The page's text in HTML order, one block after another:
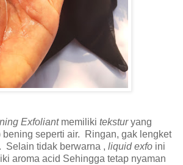
Exfoliant memiliki teksturyang
seperti air. Ringan, gak lengket
Selain tidak berwarna , liquid exfo ini
aroma acid Sehingga tetap nyaman